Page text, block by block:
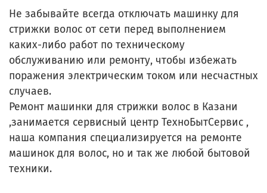
Не забывайте всегда отключать машинку для
стрижки волос от сети перед выполнением
каких-либо работ по техническому
обслуживанию или ремонту, чтобы избежать
поражения электрическим током или несчастных
случаев.
Ремонт машинки для стрижки волос в Казани
,занимается сервисный центр ТехноБытСервис ,
наша компания специализируется на ремонте
машинок для волос, но и так же любой бытовой
техники.